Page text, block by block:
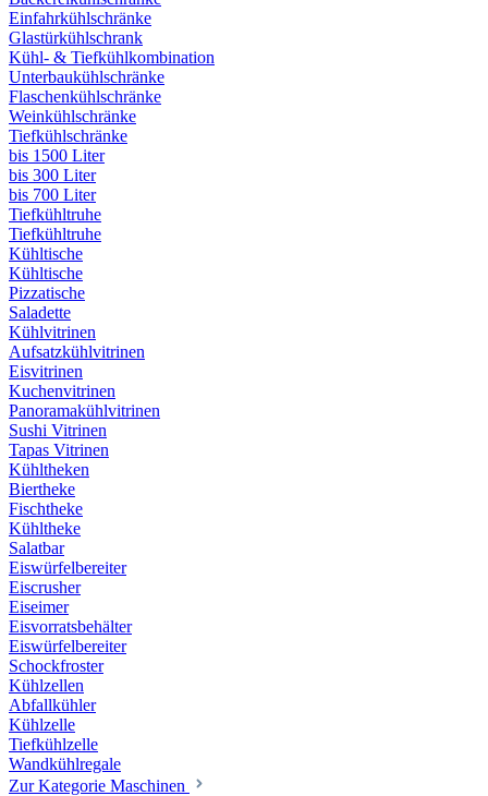
Einfahrkühlschränke
Glastürkühlschrank
Kühl- & Tiefkühlkombination
Unterbaukühlschränke
Flaschenkühlschränke
Weinkühlschränke
Tiefkühlschränke
bis 1500 Liter
bis 300 Liter
bis 700 Liter
Tiefkühltruhe
Tiefkühltruhe
Kühltische
Kühltische
Pizzatische
Saladette
Kühlvitrinen
Aufsatzkühlvitrinen
Eisvitrinen
Kuchenvitrinen
Panoramakühlvitrinen
Sushi Vitrinen
Tapas Vitrinen
Kühltheken
Biertheke
Fischtheke
Kühltheke
Salatbar
Eiswürfelbereiter
Eiscrusher
Eiseimer
Eisvorratsbehälter
Eiswürfelbereiter
Schockfroster
Kühlzellen
Abfallkühler
Kühlzelle
Tiefkühlzelle
Wandkühlregale
Zur Kategorie Maschinen